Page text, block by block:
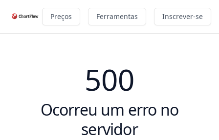
Preços Ferramentas Inscrever-se
500
Ocorreu um erro no
servidor